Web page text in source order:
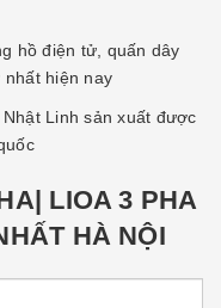
hồ điện tử, quấn dây
nhất hiện nay
Linh sản xuất được
LIOA 3 PHA
HÀ NỘI